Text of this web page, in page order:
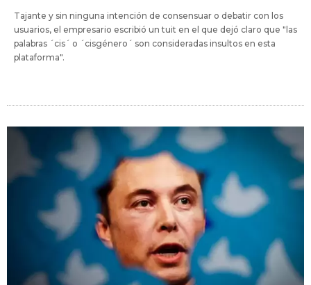
Tajante y sin ninguna intención de consensuar o debatir con los
usuarios, el empresario escribió un tuit en el que dejó claro que "las
palabras ´cis´ o ´cisgénero´ son consideradas insultos en esta
plataforma".